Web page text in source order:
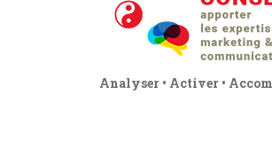
Analyser • Activer •